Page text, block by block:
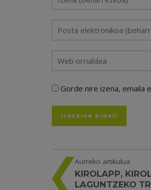
Gorde nire izena, emaila
Aurreko artikulua
KIROLAPP,
LAGUNTZEKO